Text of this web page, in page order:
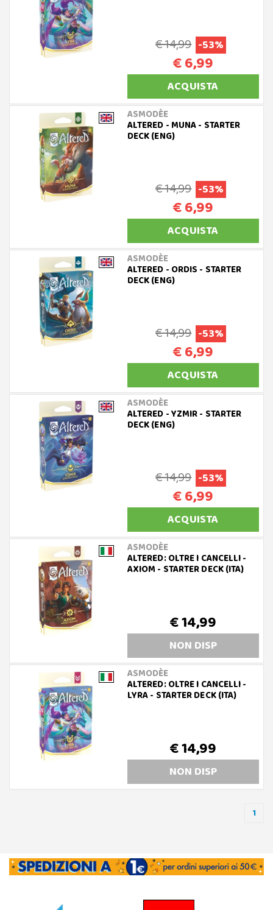
€ 14,99 -53%
€ 6,99
ACQUISTA
ASMODÈE
ALTERED - MUNA - STARTER
DECK (ENG)
€ 14,99 -53%
€ 6,99
ACQUISTA
ASMODÈE
ALTERED - ORDIS - STARTER
DECK (ENG)
€ 14,99 -53%
€ 6,99
ACQUISTA
ASMODÈE
ALTERED - YZMIR - STARTER
DECK (ENG)
€ 14,99 -53%
€ 6,99
ACQUISTA
ASMODÈE
ALTERED: OLTRE I CANCELLI -
AXIOM - STARTER DECK (ITA)
€ 14,99
NON DISP
ASMODÈE
ALTERED: OLTRE I CANCELLI -
LYRA - STARTER DECK (ITA)
€ 14,99
NON DISP
1